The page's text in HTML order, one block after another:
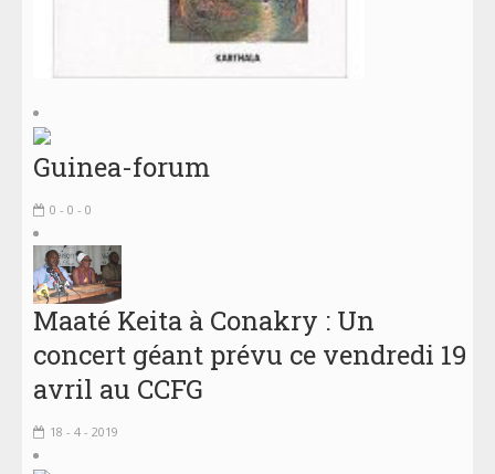
Guinea-forum
0 - 0 - 0
Maaté Keita à Conakry : Un
concert géant prévu ce vendredi 19
avril au CCFG
18 - 4 - 2019